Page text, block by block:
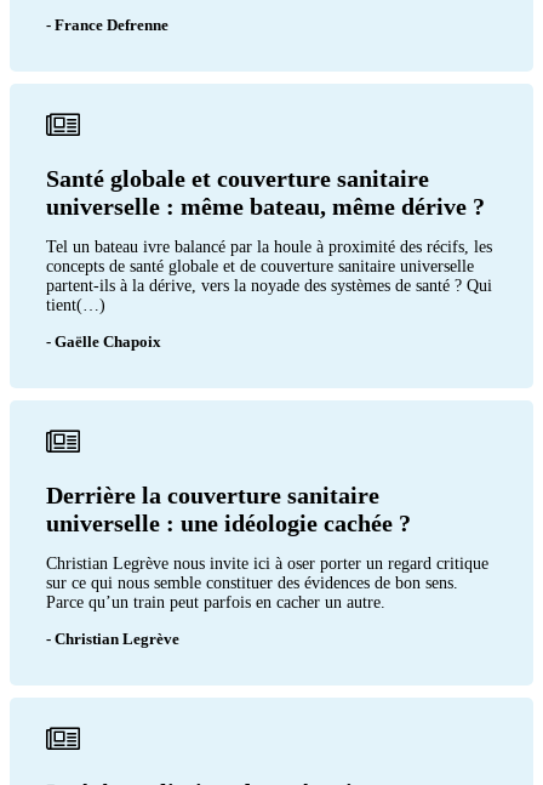
- France Defrenne
Santé globale et couverture sanitaire
universelle : même bateau, même dérive ?
Tel un bateau ivre balancé par la houle à proximité des récifs, les
concepts de santé globale et de couverture sanitaire universelle
partent-ils à la dérive, vers la noyade des systèmes de santé ? Qui
tient(…)
- Gaëlle Chapoix
Derrière la couverture sanitaire
universelle : une idéologie cachée ?
Christian Legrève nous invite ici à oser porter un regard critique
sur ce qui nous semble constituer des évidences de bon sens.
Parce qu’un train peut parfois en cacher un autre.
- Christian Legrève